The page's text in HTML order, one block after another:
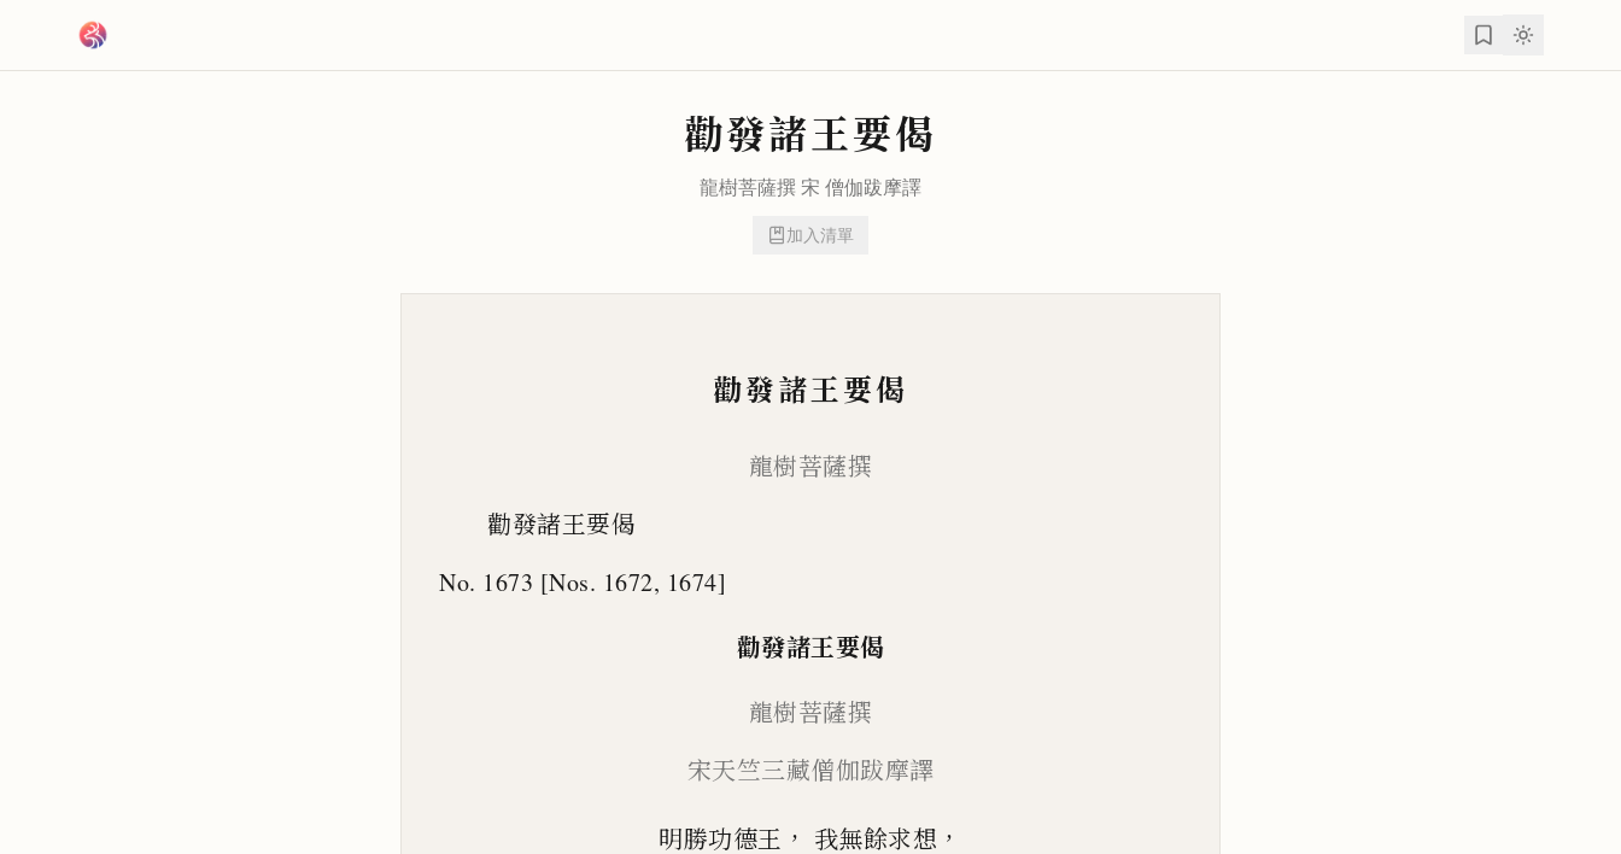
勸發諸王要偈
龍樹菩薩撰 宋 僧伽跋摩譯
加入清單
勸發諸王要偈
龍樹菩薩撰
勸發諸王要偈
No. 1673 [Nos. 1672, 1674]
勸發諸王要偈
龍樹菩薩撰
宋天竺三藏僧伽跋摩譯
明勝功德王 ， 我無餘求想 ，